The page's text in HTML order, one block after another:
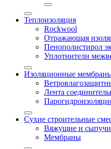
Теплоизоляция
Rockwool
Отражающая
Пенополистирол
Уплотнители
Изоляционные
Лента
Сухие строительные
Вяжущие и
Мембраны